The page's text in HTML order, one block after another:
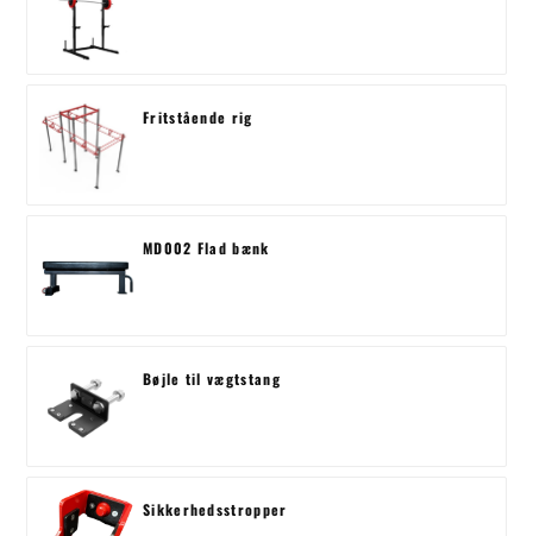
Fritstående rig
MD002 Flad bænk
Bøjle til vægtstang
Sikkerhedsstropper